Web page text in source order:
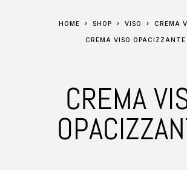
HOME SHOP VISO CREMA
CREMA VISO OPACIZZANTE
CREMA